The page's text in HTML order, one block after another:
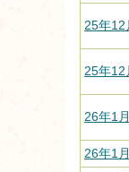
25年12
25年12
26年1
26年1